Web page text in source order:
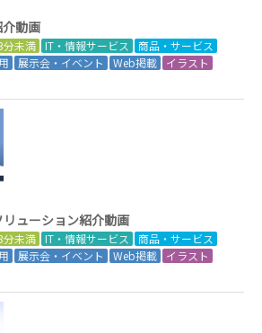
動画
分未満 IT・情報サービス
商品・サービス
展示会・イベント Web掲載
イラスト
ューション紹介動画
分未満 IT・情報サービス
商品・サービス
展示会・イベント Web掲載
イラスト